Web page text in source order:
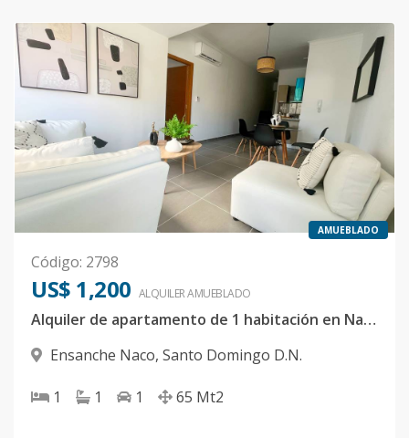
AMUEBLADO
Código: 2798
US$ 1,200 ALQUILERAMUEBLADO
Alquiler de apartamento de 1 habitación en Naco
Ensanche Naco, Santo Domingo D.N.
1 1 1 65 Mt2